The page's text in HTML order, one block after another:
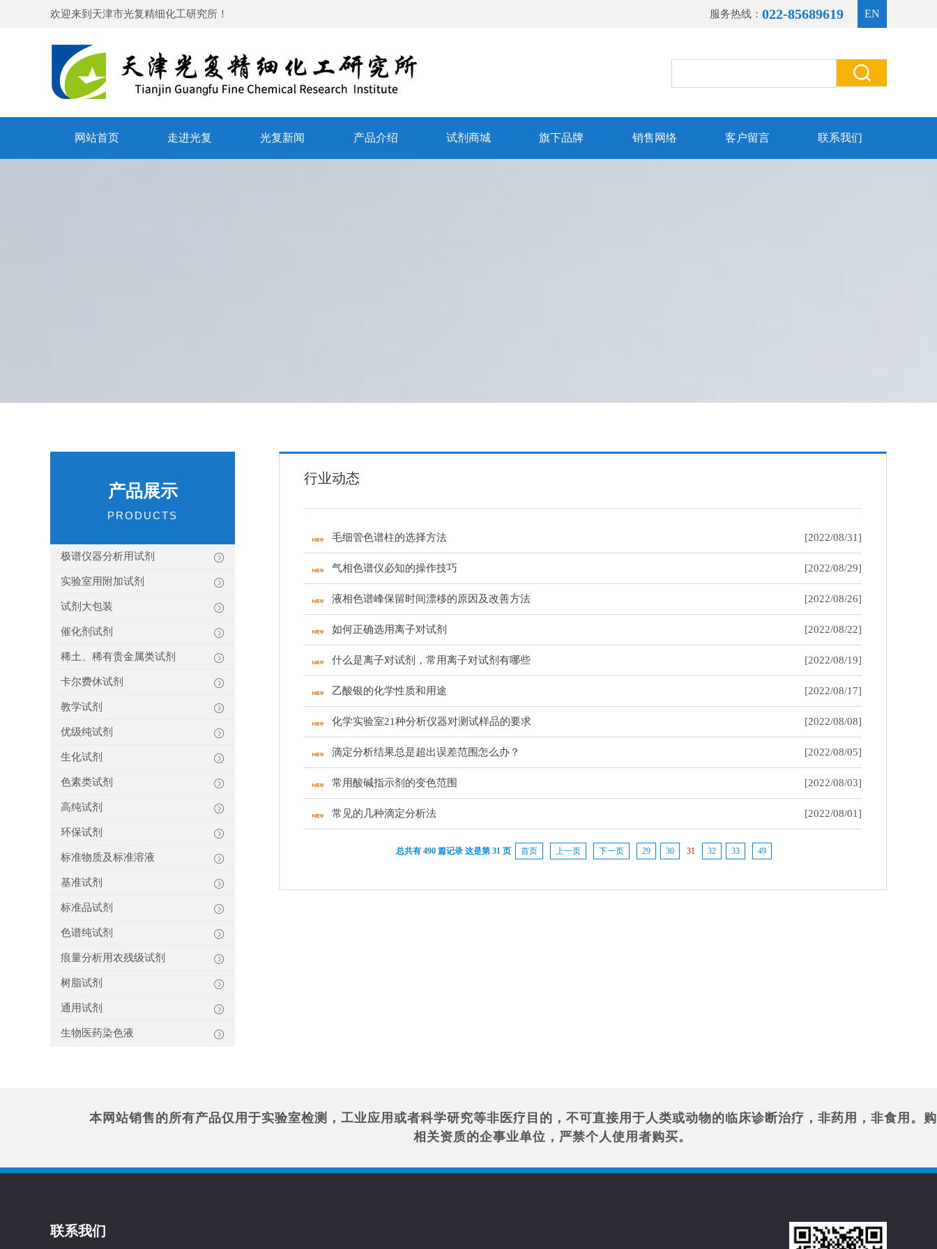
欢迎来到 天津市光复精细化工研究所 ！ 服务热线： 022-85689619 EN
网站首页 走进光复 光复新闻 产品介绍 试剂商城 旗下品牌 销售网络 客户留言 联系我们
产品展示
PRODUCTS
极谱仪器分析用试剂
实验室用附加试剂
试剂大包装
催化剂试剂
稀土、稀有贵金属类试剂
卡尔费休试剂
教学试剂
优级纯试剂
生化试剂
色素类试剂
高纯试剂
环保试剂
标准物质及标准溶液
基准试剂
标准品试剂
色谱纯试剂
痕量分析用农残级试剂
树脂试剂
通用试剂
生物医药染色液
行业动态
毛细管色谱柱的选择方法 [2022/08/31]
气相色谱仪必知的操作技巧 [2022/08/29]
液相色谱峰保留时间漂移的原因及改善方法 [2022/08/26]
如何正确选用离子对试剂 [2022/08/22]
什么是离子对试剂，常用离子对试剂有哪些 [2022/08/19]
乙酸银的化学性质和用途 [2022/08/17]
化学实验室21种分析仪器对测试样品的要求 [2022/08/08]
滴定分析结果总是超出误差范围怎么办？ [2022/08/05]
常用酸碱指示剂的变色范围 [2022/08/03]
常见的几种滴定分析法 [2022/08/01]
总共有 490 篇记录 这是第 31 页 首页 上一页 下一页 29 30 31 32 33 49
本网站销售的所有产品仅用于实验室检测，工业应用或者科学研究等非医疗目的，不可直接用于人类或动物的临床诊断治疗，非药用，非食用。
相关资质的企事业单位，严禁个人使用者购买。
联系我们